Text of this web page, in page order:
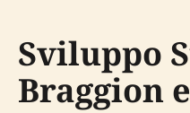
Sviluppo
Braggion